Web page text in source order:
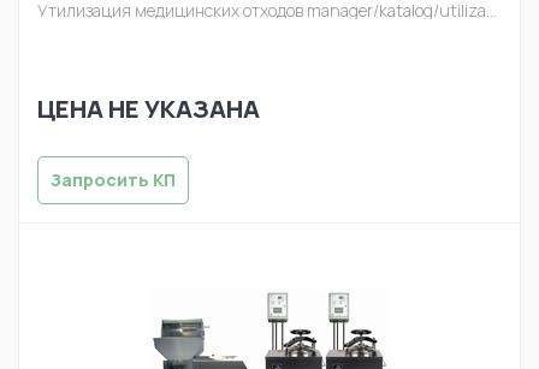
Утилизация медицинских отходов manager/katalog/utilizacia/balt-sh100.jpg
ЦЕНА НЕ УКАЗАНА
Запросить КП